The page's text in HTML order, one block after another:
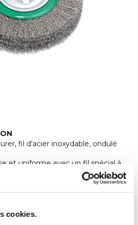
cookies.
fil d'acier inoxydable, ondulé
et uniforme avec un fil spécial à
durée de vie particulièrement
clavette 13 x 7 mm.